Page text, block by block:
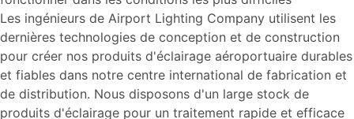
Les ingénieurs de Airport Lighting Company utilisent les
dernières technologies de conception et de construction
pour créer nos produits d'éclairage aéroportuaire durables
et fiables dans notre centre international de fabrication et
de distribution. Nous disposons d'un large stock de
produits d'éclairage pour un traitement rapide et efficace